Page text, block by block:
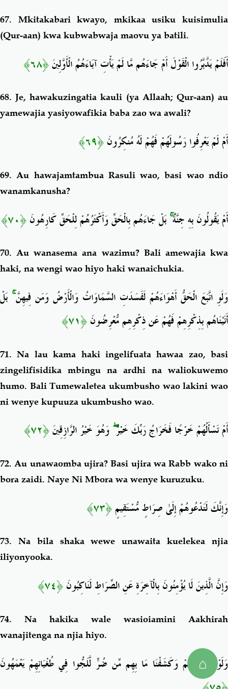
⌂
67. Mkitakabari kwayo, mkikaa usiku kuisimulia
(Qur-aan) kwa kubwabwaja maovu ya batili.
أَفَلَمْ يَدَّبَّرُوا الْقَوْلَ أَمْ جَاءَهُم مَّا لَمْ يَأْتِ آبَاءَهُمُ الْأَوَّلِينَ﴿٦٨﴾
68.Je, hawakuzingatia kauli (ya Allaah; Qur-aan) au
yamewajia yasiyowafikia baba zao wa awali?
أَمْ لَمْ يَعْرِفُوا رَسُولَهُمْ فَهُمْ لَهُ مُنكِرُونَ﴿٦٩﴾
69.Au hawajamtambua Rasuli wao, basi wao ndio
wanamkanusha?
أَمْ يَقُولُونَ بِهِ جِنَّةٌۚبَلْ جَاءَهُم بِالْحَقِّ وَأَكْثَرُهُمْ لِلْحَقِّ كَارِهُونَ﴿٧٠﴾
70.Au wanasema ana wazimu? Bali amewajia kwa
haki, na wengi wao hiyo haki wanaichukia.
وَلَوِ اتَّبَعَ الْحَقُّ أَهْوَاءَهُمْ لَفَسَدَتِ السَّمَاوَاتُ وَالْأَرْضُ وَمَن فِيهِنَّۚ بَلْ
أَتَيْنَاهُم بِذِكْرِهِمْ فَهُمْ عَن ذِكْرِهِم مُّعْرِضُونَ﴿٧١﴾
71.Na lau kama haki ingelifuata hawaa zao, basi
zingelifisidika mbingu na ardhi na waliokuwemo
humo. Bali Tumewaletea ukumbusho wao lakini wao
ni wenye kupuuza ukumbusho wao.
أَمْ تَسْأَلُهُمْ خَرْجًا فَخَرَاجُ رَبِّكَ خَيْرٌۖوَهُوَ خَيْرُ الرَّازِقِينَ﴿٧٢﴾
72.Au unawaomba ujira? Basi ujira wa Rabb wako ni
bora zaidi. Naye Ni Mbora wa wenye kuruzuku.
وَإِنَّكَ لَتَدْعُوهُمْ إِلَىٰ صِرَاطٍ مُّسْتَقِيمٍ﴿٧٣﴾
73. Na bila shaka wewe unawaita kuelekea njia
iliyonyooka.
وَإِنَّ الَّذِينَ لَا يُؤْمِنُونَ بِالْآخِرَةِ عَنِ الصِّرَاطِ لَنَاكِبُونَ﴿٧٤﴾
74. Na hakika wale wasioiamini Aakhirah
wanajitenga na njia hiyo.
وَلَوْ رَحِمْنَاهُمْ وَكَشَفْنَا مَا بِهِم مِّن ضُرٍّ لَّلَجُّوا فِي طُغْيَانِهِمْ يَعْمَهُونَ